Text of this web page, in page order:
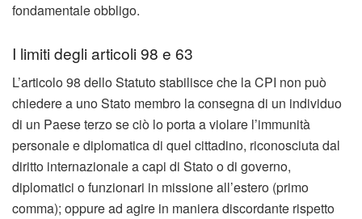
fondamentale obbligo.
I limiti degli articoli 98 e 63
L’articolo 98 dello Statuto stabilisce che la CPI non può
chiedere a uno Stato membro la consegna di un individuo
di un Paese terzo se ciò lo porta a violare l’immunità
personale e diplomatica di quel cittadino, riconosciuta dal
diritto internazionale a capi di Stato o di governo,
diplomatici o funzionari in missione all’estero (primo
comma); oppure ad agire in maniera discordante rispetto